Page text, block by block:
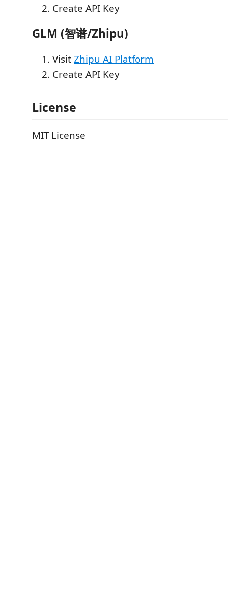
Create API Key
GLM (智谱/Zhipu)
VisitZhipu AI Platform
Create API Key
License
MIT License